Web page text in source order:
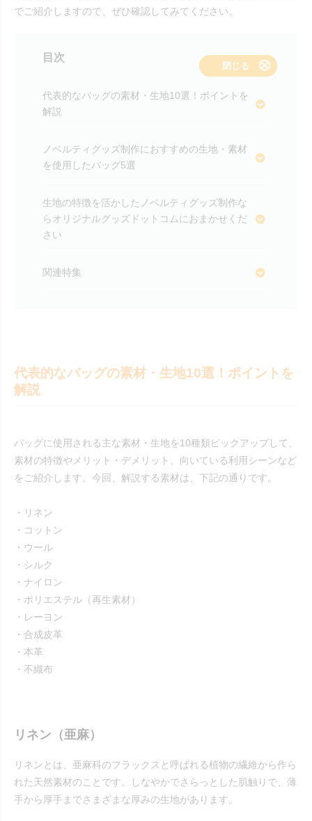
でご紹介しますので、ぜひ確認してみてください。
目次
表示する
閉じる
代表的なバッグの素材・生地10選！ポイントを
解説
ノベルティグッズ制作におすすめの生地・素材
を使用したバッグ5選
生地の特徴を活かしたノベルティグッズ制作な
らオリジナルグッズドットコムにおまかせくだ
さい
関連特集
代表的なバッグの素材・生地10選！ポイントを
解説
バッグに使用される主な素材・生地を10種類ピックアップして、
素材の特徴やメリット・デメリット、向いている利用シーンなど
をご紹介します。今回、解説する素材は、下記の通りです。
・リネン
・コットン
・ウール
・シルク
・ナイロン
・ポリエステル（再生素材）
・レーヨン
・合成皮革
・本革
・不織布
リネン（亜麻）
リネンとは、亜麻科のフラックスと呼ばれる植物の繊維から作ら
れた天然素材のことです。しなやかでさらっとした肌触りで、薄
手から厚手までさまざまな厚みの生地があります。